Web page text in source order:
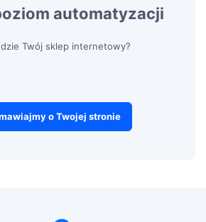
automatyzacji
Twój sklep internetowy?
o Twojej stronie